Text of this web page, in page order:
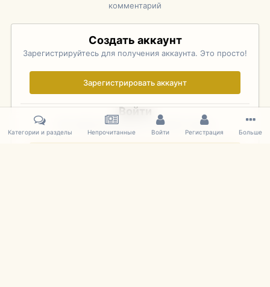
комментарий
Создать аккаунт
Зарегистрируйтесь для получения аккаунта. Это просто!
Зарегистрировать аккаунт
Войти
Уже зарегистрированы? Войдите здесь.
Категории и разделы Непрочитанные Войти Регистрация Больше